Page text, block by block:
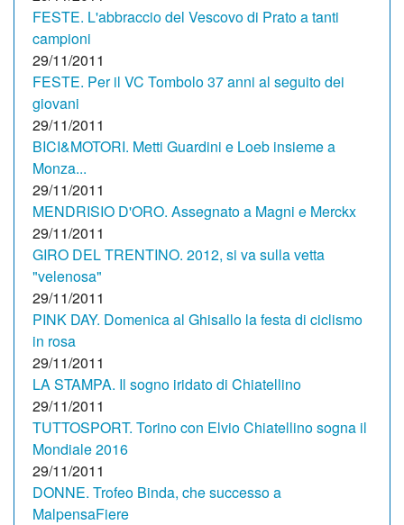
FESTE. L'abbraccio del Vescovo di Prato a tanti
campioni
29/11/2011
FESTE. Per il VC Tombolo 37 anni al seguito dei
giovani
29/11/2011
BICI&MOTORI. Metti Guardini e Loeb insieme a
Monza...
29/11/2011
MENDRISIO D'ORO. Assegnato a Magni e Merckx
29/11/2011
GIRO DEL TRENTINO. 2012, si va sulla vetta
"velenosa"
29/11/2011
PINK DAY. Domenica al Ghisallo la festa di ciclismo
in rosa
29/11/2011
LA STAMPA. Il sogno iridato di Chiatellino
29/11/2011
TUTTOSPORT. Torino con Elvio Chiatellino sogna il
Mondiale 2016
29/11/2011
DONNE. Trofeo Binda, che successo a
MalpensaFiere